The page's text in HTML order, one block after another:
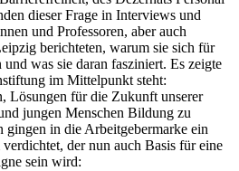
dieser Frage in Interviews und
und Professoren, aber auch
berichteten, warum sie sich für
und was sie daran fasziniert. Es zeigte
im Mittelpunkt steht:
Lösungen für die Zukunft unserer
jungen Menschen Bildung zu
in die Arbeitgebermarke ein
der nun auch Basis für eine
sein wird: